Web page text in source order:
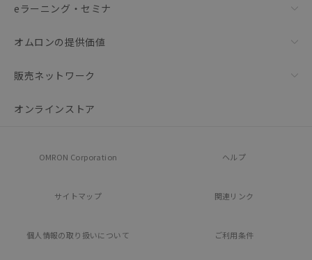
eラーニング・セミナ
オムロンの提供価値
販売ネットワーク
オンラインストア
OMRON Corporation ヘルプ
サイトマップ 関連リンク
個人情報の取り扱いについて ご利用条件